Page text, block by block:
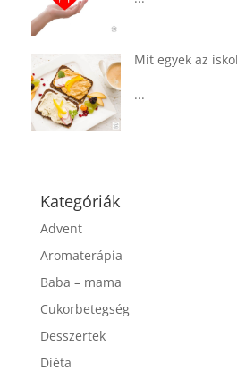
Kategóriák
Advent
Aromaterápia
Baba – mama
Cukorbetegség
Desszertek
Diéta